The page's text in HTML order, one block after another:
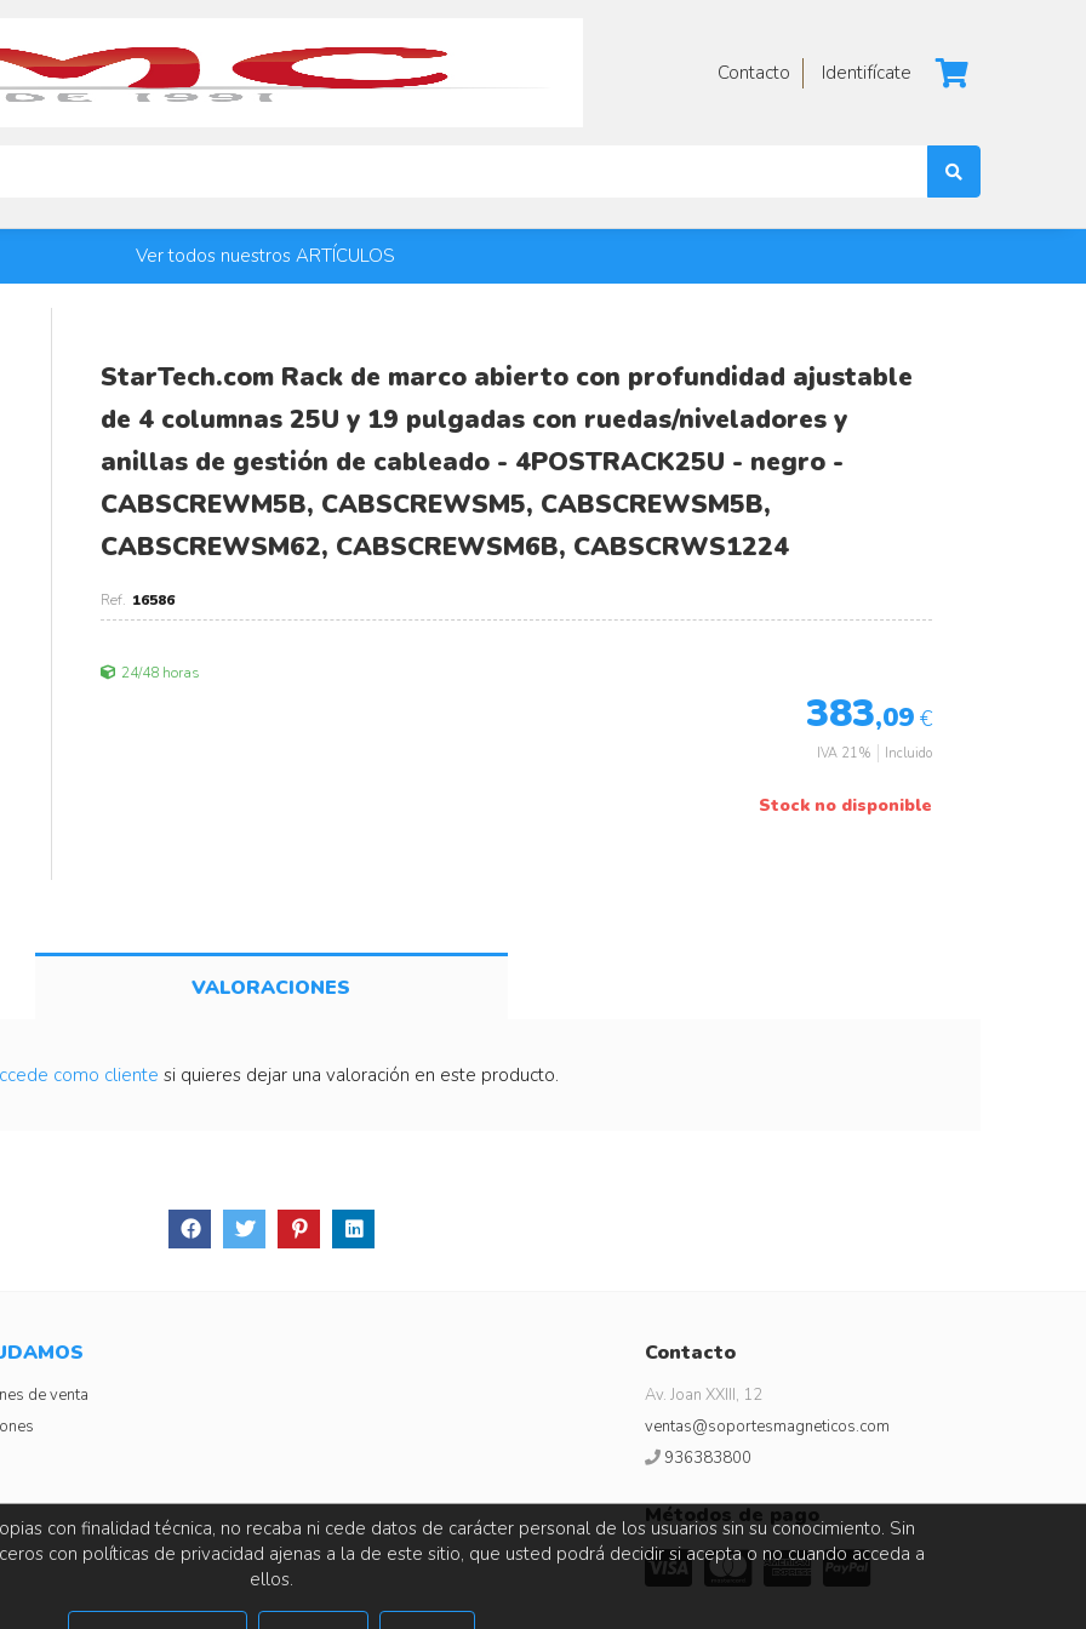
Contacto Identifícate
Ver todos nuestros ARTÍCULOS
StarTech.com Rack de marco abierto con profundidad ajustable
de 4 columnas 25U y 19 pulgadas con ruedas/niveladores y
anillas de gestión de cableado - 4POSTRACK25U - negro -
CABSCREWM5B, CABSCREWSM5, CABSCREWSM5B,
CABSCREWSM62, CABSCREWSM6B, CABSCRWS1224
16586
24/48 horas
383,09 €
IVA 21% Incluido
Stock no disponible
VALORACIONES
como cliente si quieres dejar una valoración en este producto.
de venta
Contacto
Av. Joan XXIII, 12
ventas@soportesmagneticos.com
936383800
Métodos de pago
con finalidad técnica, no recaba ni cede datos de carácter personal de los usuarios sin su conocimiento. Sin
con políticas de privacidad ajenas a la de este sitio, que usted podrá decidir si acepta o no cuando acceda a
ellos.